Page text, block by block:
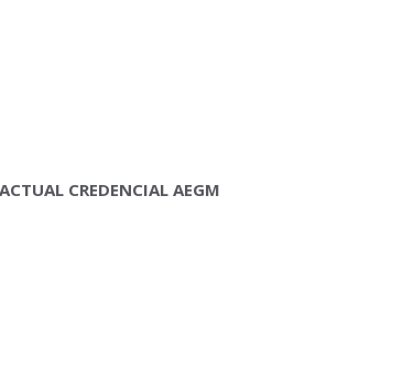
ACTUAL CREDENCIAL AEGM